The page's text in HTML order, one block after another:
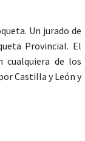
Un jurado de
Provincial. El
cualquiera de los
Castilla y León y